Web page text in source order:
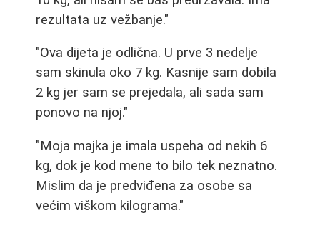
rezultata uz vežbanje."
"Ova dijeta je odlična. U prve 3 nedelje
sam skinula oko 7 kg. Kasnije sam dobila
2 kg jer sam se prejedala, ali sada sam
ponovo na njoj."
"Moja majka je imala uspeha od nekih 6
kg, dok je kod mene to bilo tek neznatno.
Mislim da je predviđena za osobe sa
većim viškom kilograma."